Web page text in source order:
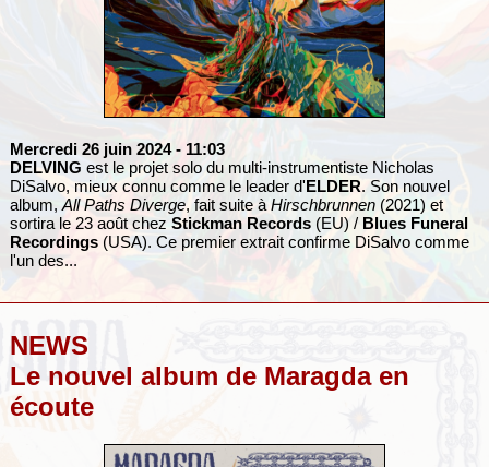
Mercredi 26 juin 2024 - 11:03
DELVING est le projet solo du multi-instrumentiste Nicholas
DiSalvo, mieux connu comme le leader d' ELDER. Son nouvel
album,All Paths Diverge, fait suite àHirschbrunnen(2021) et
sortira le 23 août chez Stickman Records(EU) / Blues Funeral
Recordings(USA). Ce premier extrait confirme DiSalvo comme
l'un des...
NEWS
Le nouvel album de Maragda en
écoute